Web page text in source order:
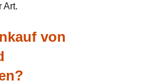
Art.
von